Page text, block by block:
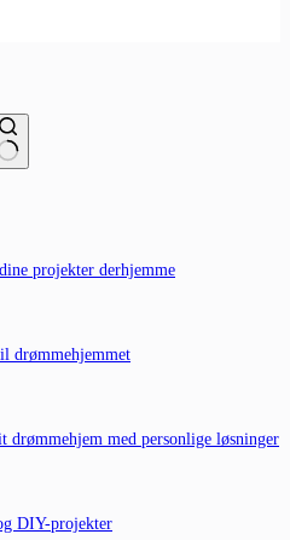
projekter derhjemme
drømmehjemmet
drømmehjem med personlige løsninger
DIY-projekter